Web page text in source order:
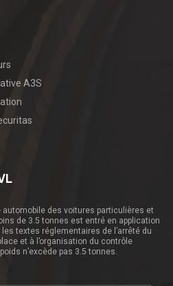
A3S
des voitures particulières et
de 3.5 tonnes est entré en application
textes réglementaires de l’arrêté du
et à l’organisation du contrôle
n’excède pas 3.5 tonnes.